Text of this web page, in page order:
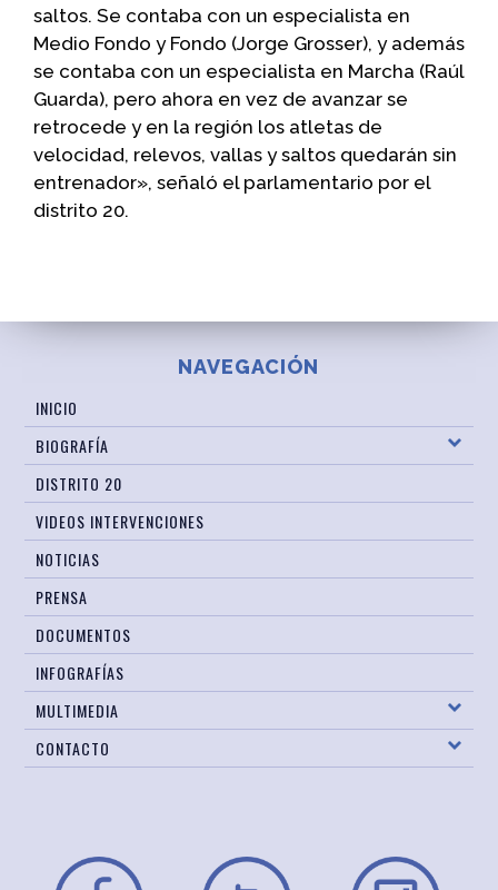
saltos. Se contaba con un especialista en
Medio Fondo y Fondo (Jorge Grosser), y además
se contaba con un especialista en Marcha (Raúl
Guarda), pero ahora en vez de avanzar se
retrocede y en la región los atletas de
velocidad, relevos, vallas y saltos quedarán sin
entrenador», señaló el parlamentario por el
distrito 20.
NAVEGACIÓN
INICIO
BIOGRAFÍA
DISTRITO 20
VIDEOS INTERVENCIONES
NOTICIAS
PRENSA
DOCUMENTOS
INFOGRAFÍAS
MULTIMEDIA
CONTACTO